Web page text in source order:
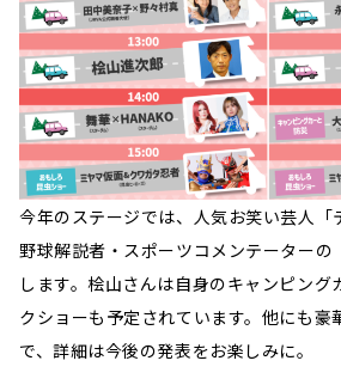
今年のステージでは、人気お笑い芸人「
野球解説者・スポーツコメンテーターの
します。桧山さんは自身のキャンピング
クショーも予定されています。他にも豪
で、詳細は今後の発表をお楽しみに。